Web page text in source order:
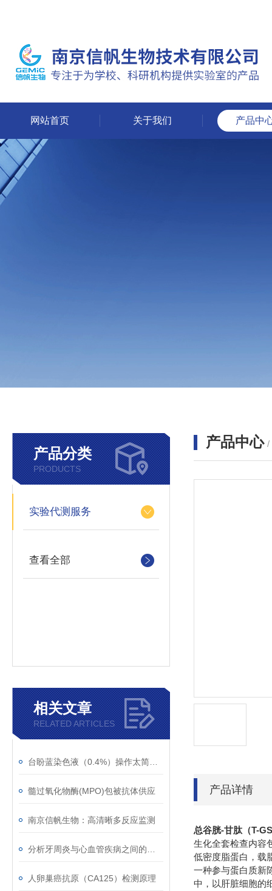
网站首页 关于我们 产品中
产品分类
PRODUCTS
实验代测服务
查看全部
相关文章
RELATED ARTICLES
髓过氧化物酶(MPO)包被抗体供应
南京信帆生物：高清晰多反应监测
人卵巢癌抗原（CA125）检测原理
产品中心 /
产品详情
总谷胱-甘肽（T-
生化全套检查内容
低密度脂蛋白，载
一种参与蛋白质新
中，以肝脏细胞的